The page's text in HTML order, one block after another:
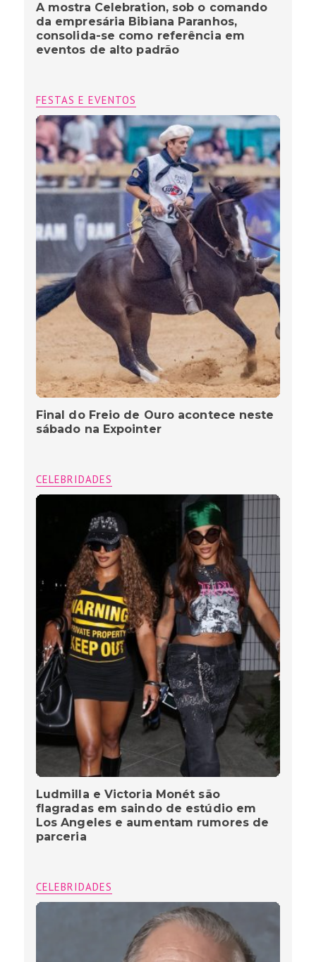
A mostra Celebration, sob o comando
da empresária Bibiana Paranhos,
consolida-se como referência em
eventos de alto padrão
FESTAS E EVENTOS
Final do Freio de Ouro acontece neste
sábado na Expointer
CELEBRIDADES
Ludmilla e Victoria Monét são
flagradas em saindo de estúdio em
Los Angeles e aumentam rumores de
parceria
CELEBRIDADES